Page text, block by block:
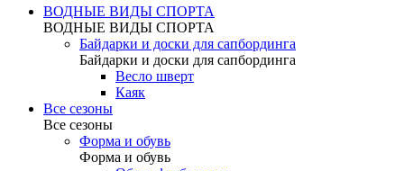
ВОДНЫЕ ВИДЫ СПОРТА
ВОДНЫЕ ВИДЫ СПОРТА
Байдарки и доски для сапбординга
Байдарки и доски для сапбординга
Весло шверт
Каяк
Все сезоны
Все сезоны
Форма и обувь
Форма и обувь